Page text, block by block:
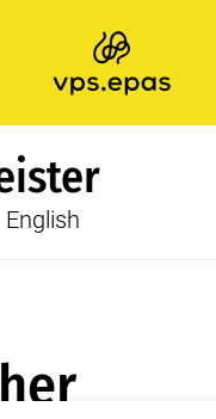
English